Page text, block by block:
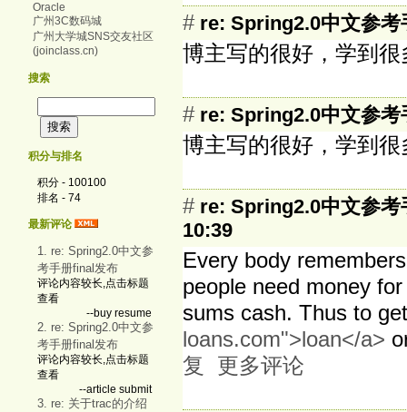
Oracle
广州3C数码城
广州大学城SNS交友社区
(joinclass.cn)
搜索
积分与排名
积分 - 100100
排名 - 74
最新评论
1. re: Spring2.0中文参
考手册final发布
评论内容较长,点击标题
查看
--buy resume
2. re: Spring2.0中文参
考手册final发布
评论内容较长,点击标题
查看
--article submit
3. re: 关于trac的介绍
# re: Spring2.0中文参
博主写的很好，学到
# re: Spring2.0中文参
博主写的很好，学到
# re: Spring2.0中文参
10:39
Every body
people need money
sums cash. Thus to
loans.com">loan</a>
复
更多评论